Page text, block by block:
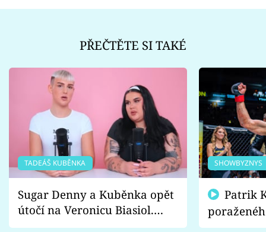
PŘEČTĚTE SI TAKÉ
TADEÁŠ KUBĚNKA
Sugar Denny a Kuběnka opět
útočí na Veronicu Biasiol.
Proč je podle nich falešná a
SHOWBYZNYS
fanoušci